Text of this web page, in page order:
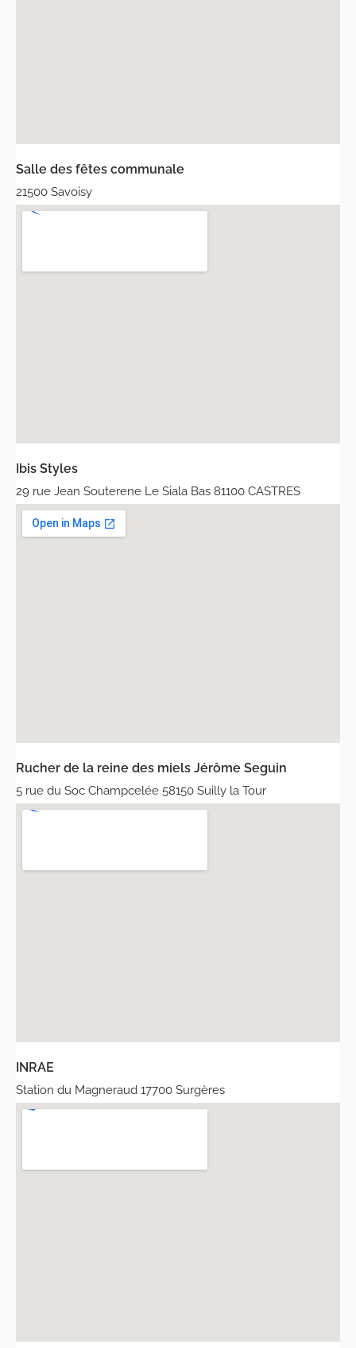
Salle des fêtes communale
21500 Savoisy
Ibis Styles
29 rue Jean Souterene Le Siala Bas 81100 CASTRES
Rucher de la reine des miels Jérôme Seguin
5 rue du Soc Champcelée 58150 Suilly la Tour
INRAE
Station du Magneraud 17700 Surgères